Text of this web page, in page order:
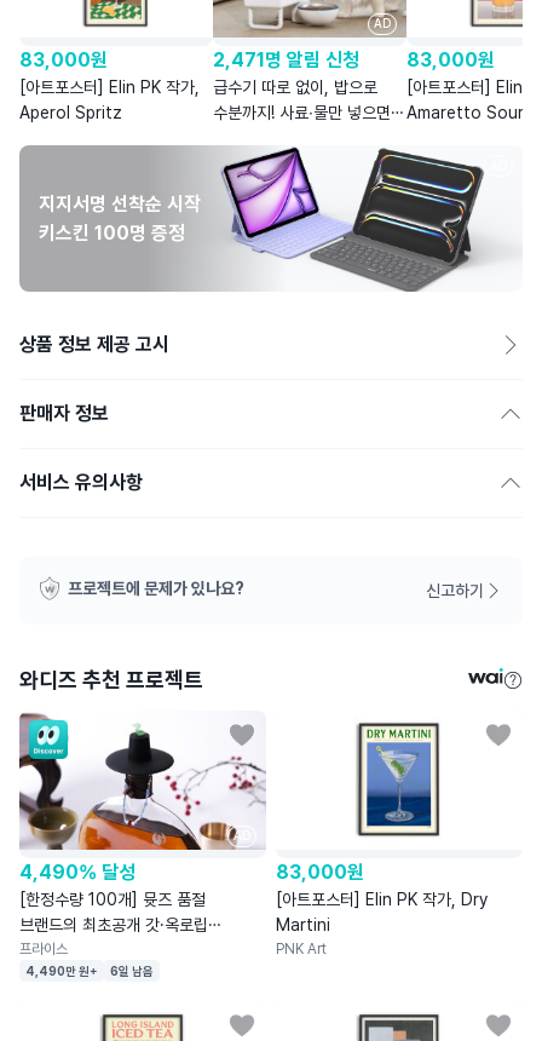
83,000원
[아트포스터] Elin PK 작가,
Aperol Spritz
AD
2,471명 알림 신청
급수기 따로 없이, 밥으로
수분까지! 사료∙물만 넣으면
83,000원
[아트포스터] Elin
Amaretto Sour
지지서명 선착순 시작
키스킨 100명 증정
상품 정보 제공 고시
판매자 정보
서비스 유의사항
프로젝트에 문제가 있나요? 신고하기
와디즈 추천 프로젝트
AD
4,490% 달성
[한정수량 100개] 뮷즈 품절
브랜드의 최초공개 갓·옥로립
와인마개
프라이스
4,490만 원+ 6일 남음
83,000원
[아트포스터] Elin PK 작가, Dry
Martini
PNK Art